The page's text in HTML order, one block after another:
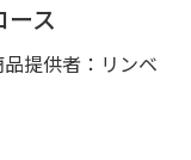
ス
提供者：リンベ